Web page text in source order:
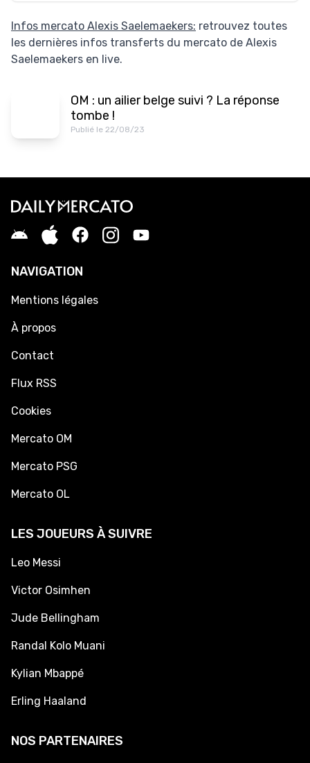
Infos mercato Alexis Saelemaekers: retrouvez toutes
les dernières infos transferts du mercato de Alexis
Saelemaekers en live.
OM : un ailier belge suivi ? La réponse
tombe !
Publié le 22/08/23
NAVIGATION
Mentions légales
À propos
Contact
Flux RSS
Cookies
Mercato OM
Mercato PSG
Mercato OL
LES JOUEURS À SUIVRE
Leo Messi
Victor Osimhen
Jude Bellingham
Randal Kolo Muani
Kylian Mbappé
Erling Haaland
NOS PARTENAIRES